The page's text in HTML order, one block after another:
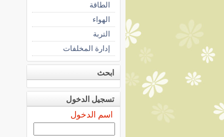
الطاقة
الهواء
التربة
إدارة المخلفات
ابحث
تسجيل الدخول
اسم الدخول